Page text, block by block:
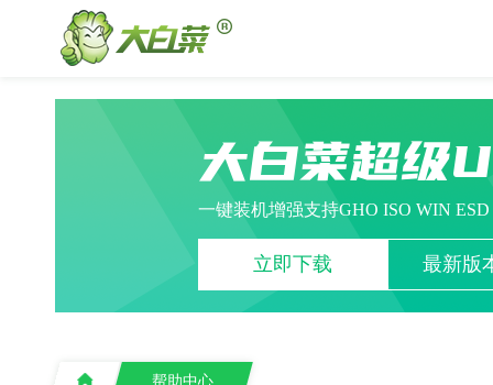
大白菜超级
一键装机增强支持GHO ISO WIN
立即下载 最新版
帮助中心